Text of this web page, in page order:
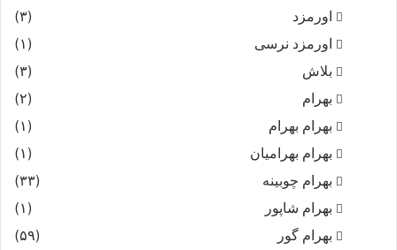
اورمزد
(۳)
اورمزد نرسى‏
(۱)
بلاش
(۳)
بهرام
(۲)
بهرام بهرام
(۱)
بهرام بهرامیان‏
(۱)
بهرام چوبینه
(۳۳)
بهرام شاپور
(۱)
بهرام گور
(۵۹)